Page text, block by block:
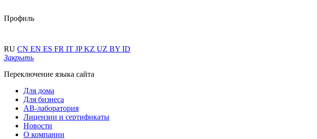
Профиль
RU CN EN ES FR IT JPKZ UZ BY ID
Закрыть
Переключение языка сайта
Для дома
Для бизнеса
АВ-лаборатория
Лицензии и сертификаты
Новости
О компании